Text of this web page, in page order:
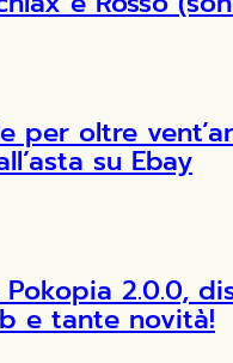
per oltre
su Ebay
Pokopia 2.0.0,
e tante novità!